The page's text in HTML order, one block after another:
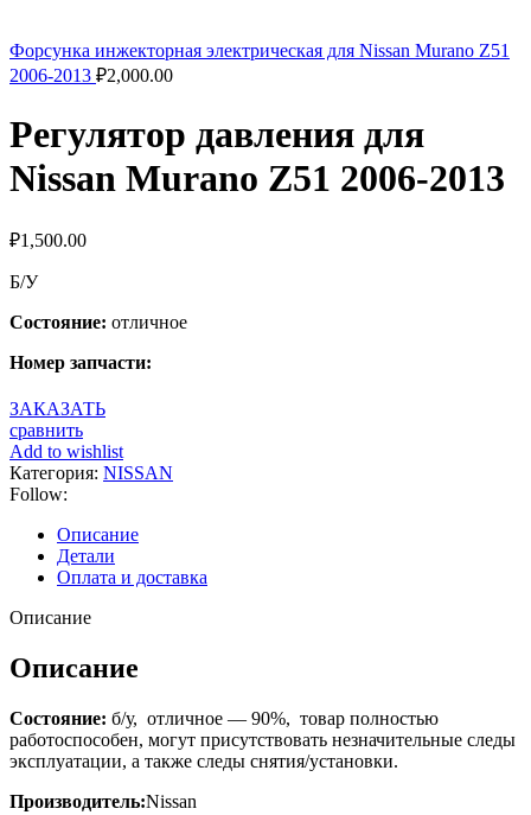
Форсунка инжекторная электрическая для Nissan Murano Z51
2006-2013 ₽2,000.00
Регулятор давления для
Nissan Murano Z51 2006-2013
₽1,500.00
Б/У
Состояние: отличное
Номер запчасти:
ЗАКАЗАТЬ
сравнить
Add to wishlist
Категория: NISSAN
Follow:
Описание
Детали
Оплата и доставка
Описание
Описание
Состояние: б/у, отличное — 90%, товар полностью
работоспособен, могут присутствовать незначительные следы
эксплуатации, а также следы снятия/установки.
Производитель:Nissan